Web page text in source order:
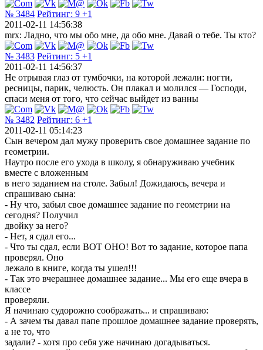
№ 3484 Рейтинг: 9 +1
2011-02-11 14:56:38
mrx: Ладно, что мы обо мне, да обо мне. Давай о тебе. Ты кто?
№ 3483 Рейтинг: 5 +1
2011-02-11 14:56:37
Не отрывая глаз от тумбочки, на которой лежали: ногти,
ресницы, парик, челюсть. Он плакал и молился — Господи,
спаси меня от того, что сейчас выйдет из ванны
№ 3482 Рейтинг: 6 +1
2011-02-11 05:14:23
Сын вечером дал мужу проверить свое домашнее задание по
геометрии.
Наутро после его ухода в школу, я обнаруживаю учебник
вместе с вложенным
в него заданием на столе. Забыл! Дожидаюсь, вечера и
спрашиваю сына:
- Ну что, забыл свое домашнее задание по геометрии на
сегодня? Получил
двойку за него?
- Нет, я сдал его...
- Что ты сдал, если ВОТ ОНО! Вот то задание, которое папа
проверял. Оно
лежало в книге, когда ты ушел!!!
- Так это вчерашнее домашнее задание... Мы его еще вчера в
классе
проверяли.
Я начинаю судорожно соображать... и спрашиваю:
- А зачем ты давал папе прошлое домашнее задание проверять,
а не то, что
задали? - хотя про себя уже начинаю догадываться.